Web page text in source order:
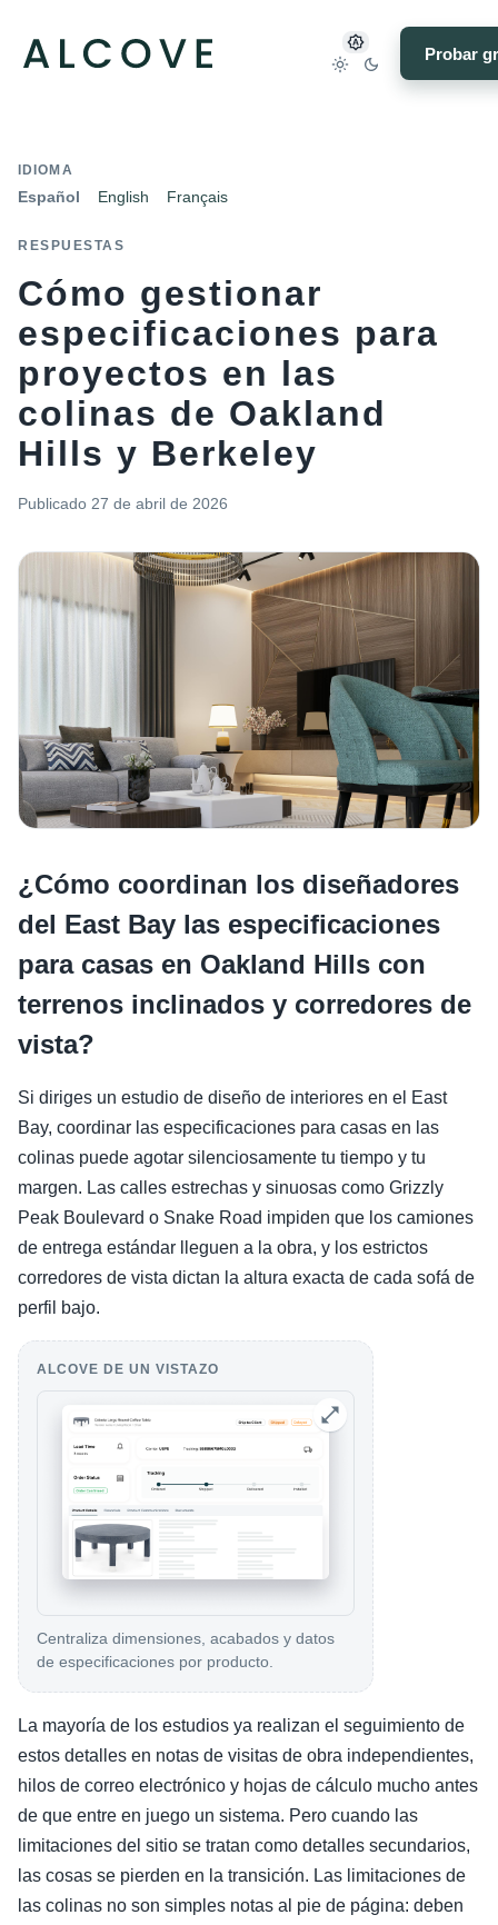
Probar
IDIOMA
Español English Français
RESPUESTAS
Cómo gestionar
especificaciones para
proyectos en las
colinas de Oakland
Hills y Berkeley
Publicado 27 de abril de 2026
¿Cómo coordinan los diseñadores
del East Bay las especificaciones
para casas en Oakland Hills con
terrenos inclinados y corredores de
vista?
Si diriges un estudio de diseño de interiores en el East
Bay, coordinar las especificaciones para casas en las
colinas puede agotar silenciosamente tu tiempo y tu
margen. Las calles estrechas y sinuosas como Grizzly
Peak Boulevard o Snake Road impiden que los camiones
de entrega estándar lleguen a la obra, y los estrictos
corredores de vista dictan la altura exacta de cada sofá de
perfil bajo.
ALCOVE DE UN VISTAZO
Centraliza dimensiones, acabados y datos
de especificaciones por producto.
La mayoría de los estudios ya realizan el seguimiento de
estos detalles en notas de visitas de obra independientes,
hilos de correo electrónico y hojas de cálculo mucho antes
de que entre en juego un sistema. Pero cuando las
limitaciones del sitio se tratan como detalles secundarios,
las cosas se pierden en la transición. Las limitaciones de
las colinas no son simples notas al pie de página: deben